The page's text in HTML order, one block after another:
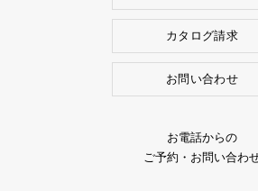
カタログ請求
お問い合わせ
お電話からの
ご予約・お問い合わ